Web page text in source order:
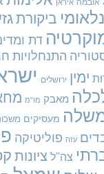
איראן
ביקורת
דת ומדינה
התנחלויות
ימין ירושלים ישראל
מאבק מו"מ
מעסיקים משכורת
עזה פוליטיקה
צה"ל ציונות